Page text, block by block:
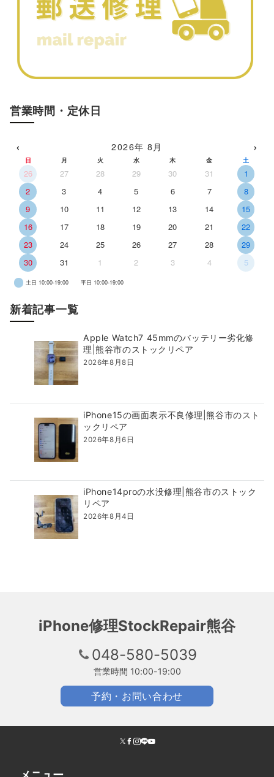
営業時間・定休日
‹ 2026年 8月 ›
日 月 火 水 木 金 土
26 27 28 29 30 31
1
2
3 4 5 6 7
8
9
10 11 12 13 14
15
16
17 18 19 20 21
22
23
24 25 26 27 28
29
30
31 1 2 3 4 5
土日 10:00-19:00 平日 10:00-19:00
新着記事一覧
Apple Watch7 45mmのバッテリー劣化修
理|熊谷市のストックリペア
2026年8月8日
iPhone15の画面表示不良修理|熊谷市のスト
ックリペア
2026年8月6日
iPhone14proの水没修理|熊谷市のストック
リペア
2026年8月4日
iPhone修理StockRepair熊谷
048-580-5039
営業時間 10:00-19:00
予約・お問い合わせ